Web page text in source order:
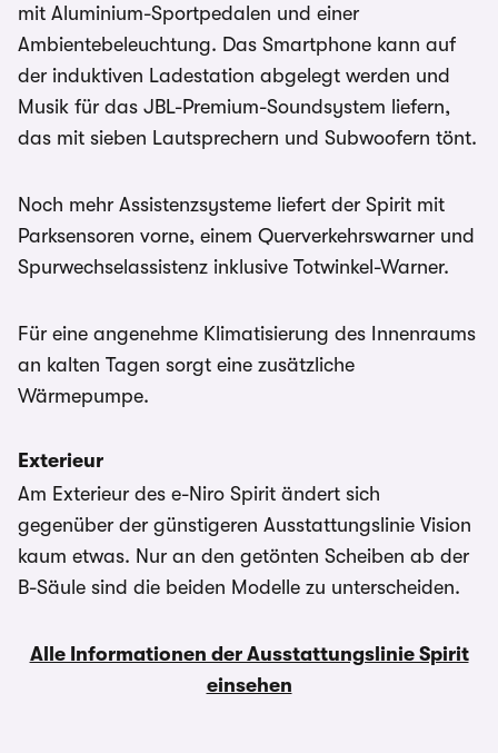
mit Aluminium-Sportpedalen und einer
Ambientebeleuchtung. Das Smartphone kann auf
der induktiven Ladestation abgelegt werden und
Musik für das JBL-Premium-Soundsystem liefern,
das mit sieben Lautsprechern und Subwoofern tönt.
Noch mehr Assistenzsysteme liefert der Spirit mit
Parksensoren vorne, einem Querverkehrswarner und
Spurwechselassistenz inklusive Totwinkel-Warner.
Für eine angenehme Klimatisierung des Innenraums
an kalten Tagen sorgt eine zusätzliche
Wärmepumpe.
Exterieur
Am Exterieur des e-Niro Spirit ändert sich
gegenüber der günstigeren Ausstattungslinie Vision
kaum etwas. Nur an den getönten Scheiben ab der
B-Säule sind die beiden Modelle zu unterscheiden.
Alle Informationen der Ausstattungslinie Spirit
einsehen